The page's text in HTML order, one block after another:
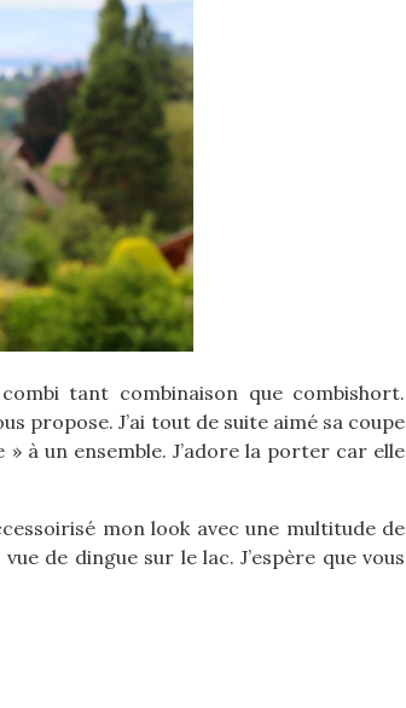
tant combinaison que combishort.
propose. J’ai tout de suite aimé sa coupe
» à un ensemble. J’adore la porter car elle
mon look avec une multitude de
de dingue sur le lac. J’espère que vous